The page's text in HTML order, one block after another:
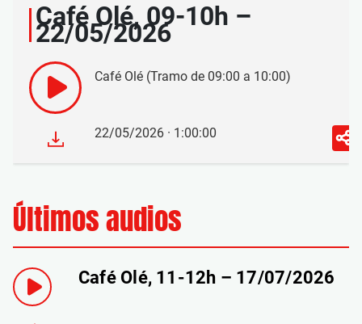
Café Olé, 09-10h –
22/05/2026
Café Olé (Tramo de 09:00 a 10:00)
22/05/2026 · 1:00:00
Últimos audios
Café Olé, 11-12h – 17/07/2026